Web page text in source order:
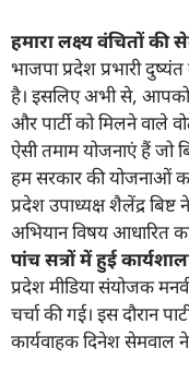
हमारा लक्ष्य वंचितों की
भाजपा प्रदेश प्रभारी
है। इसलिए अभी से, आपको
और पार्टी को मिलने वाले
ऐसी तमाम योजनाएं हैं जो
हम सरकार की योजनाओं
प्रदेश उपाध्यक्ष शैलेंद्र
अभियान विषय आधारित
पांच सत्रों में हुई
प्रदेश मीडिया संयोजक
चर्चा की गई। इस दौरान
कार्यवाहक दिनेश सेमवाल ने